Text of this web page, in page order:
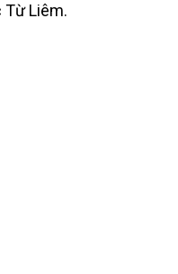
Từ Liêm.